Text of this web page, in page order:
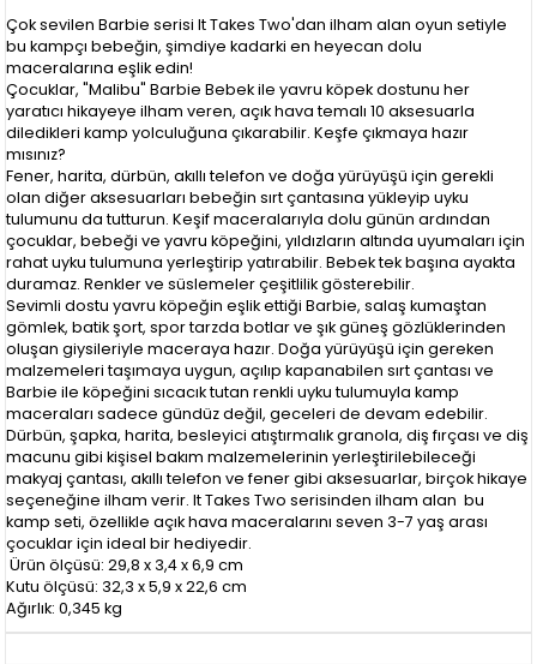
Çok sevilen Barbie serisi It Takes Two'dan ilham alan oyun setiyle
bu kampçı bebeğin, şimdiye kadarki en heyecan dolu
maceralarına eşlik edin!
Çocuklar, "Malibu" Barbie Bebek ile yavru köpek dostunu her
yaratıcı hikayeye ilham veren, açık hava temalı 10 aksesuarla
diledikleri kamp yolculuğuna çıkarabilir. Keşfe çıkmaya hazır
mısınız?
Fener, harita, dürbün, akıllı telefon ve doğa yürüyüşü için gerekli
olan diğer aksesuarları bebeğin sırt çantasına yükleyip uyku
tulumunu da tutturun. Keşif maceralarıyla dolu günün ardından
çocuklar, bebeği ve yavru köpeğini, yıldızların altında uyumaları için
rahat uyku tulumuna yerleştirip yatırabilir. Bebek tek başına ayakta
duramaz. Renkler ve süslemeler çeşitlilik gösterebilir.
Sevimli dostu yavru köpeğin eşlik ettiği Barbie, salaş kumaştan
gömlek, batik şort, spor tarzda botlar ve şık güneş gözlüklerinden
oluşan giysileriyle maceraya hazır. Doğa yürüyüşü için gereken
malzemeleri taşımaya uygun, açılıp kapanabilen sırt çantası ve
Barbie ile köpeğini sıcacık tutan renkli uyku tulumuyla kamp
maceraları sadece gündüz değil, geceleri de devam edebilir.
Dürbün, şapka, harita, besleyici atıştırmalık granola, diş fırçası ve diş
macunu gibi kişisel bakım malzemelerinin yerleştirilebileceği
makyaj çantası, akıllı telefon ve fener gibi aksesuarlar, birçok hikaye
seçeneğine ilham verir. It Takes Two serisinden ilham alan bu
kamp seti, özellikle açık hava maceralarını seven 3-7 yaş arası
çocuklar için ideal bir hediyedir.
Ürün ölçüsü: 29,8 x 3,4 x 6,9 cm
Kutu ölçüsü: 32,3 x 5,9 x 22,6 cm
Ağırlık: 0,345 kg